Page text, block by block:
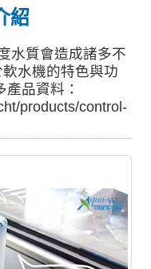
紹
水質會造成諸多不
水機的特色與功
品資料：
products/control-